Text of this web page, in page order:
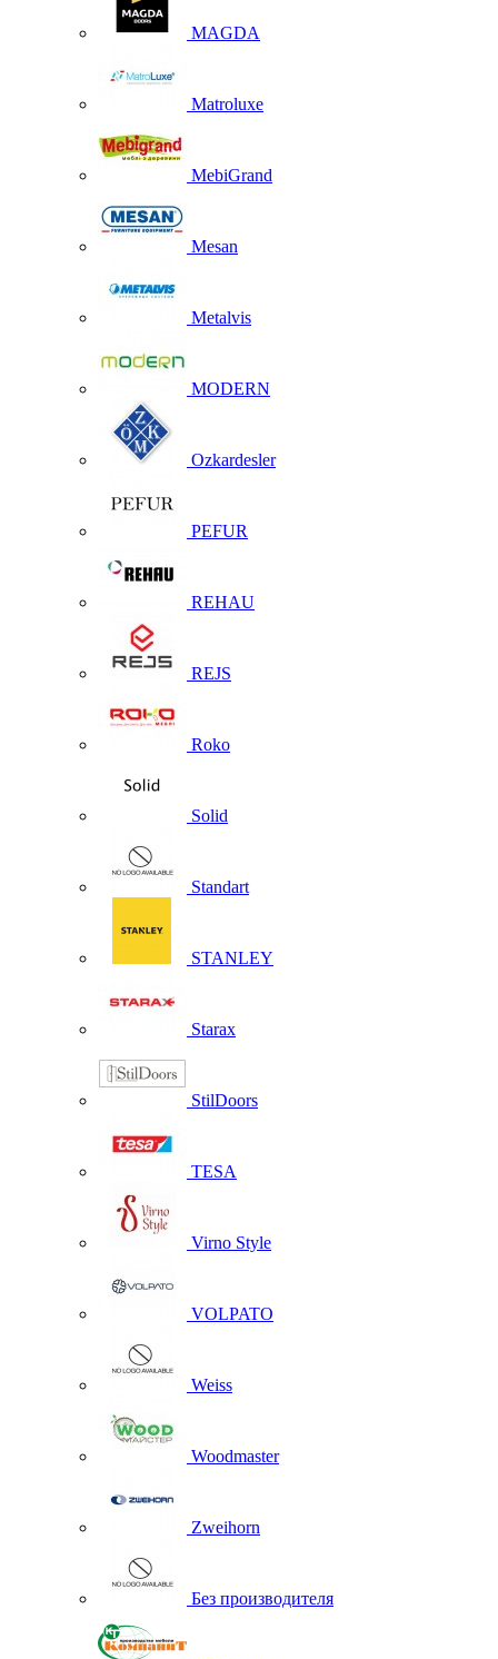
MAGDA
Matroluxe
MebiGrand
Mesan
Metalvis
MODERN
Ozkardesler
PEFUR
REHAU
REJS
Roko
Solid
Standart
STANLEY
Starax
StilDoors
TESA
Virno Style
VOLPATO
Weiss
Woodmaster
Zweihorn
Без производителя